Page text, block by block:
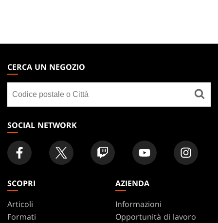
THE
GATHERING
FOOTER
CERCA UN NEGOZIO
un
negozio
SOCIAL NETWORK
SCOPRI
Articoli
Formati
AZIENDA
Informazioni
Opportunità di lavoro